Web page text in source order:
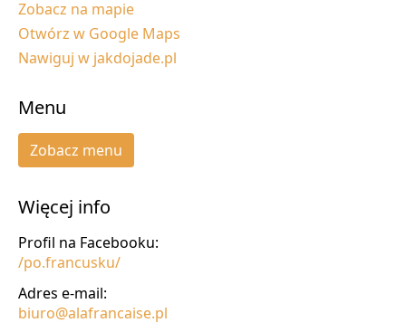
Zobacz na mapie
Otwórz w Google Maps
Nawiguj w jakdojade.pl
Menu
Zobacz menu
Więcej info
Profil na Facebooku:
/po.francusku/
Adres e-mail:
biuro@alafrancaise.pl